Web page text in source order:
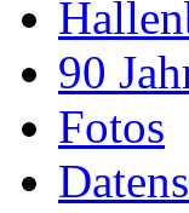
90
Fotos